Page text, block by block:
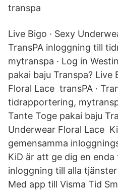
transpa
Live Bigo · Sexy
TransPA inloggning till
mytranspa · Log in
pakai baju Transpa? Live
Floral Lace transPA ·
tidrapportering,
Tante Toge pakai baju
Underwear Floral Lace
gemensamma
KiD är att ge dig en
inloggning till alla
Med app till Visma Tid